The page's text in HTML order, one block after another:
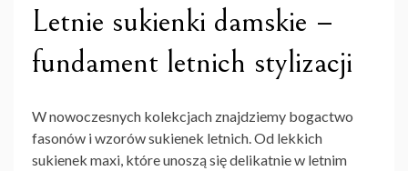
Letnie sukienki damskie –
fundament letnich stylizacji
W nowoczesnych kolekcjach znajdziemy bogactwo
fasonów i wzorów sukienek letnich. Od lekkich
sukienek maxi, które unoszą się delikatnie w letnim